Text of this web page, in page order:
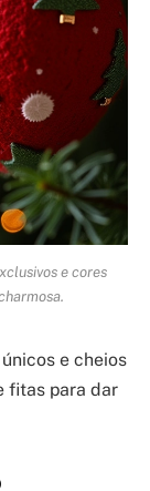
e cores
e cheios
fitas para dar